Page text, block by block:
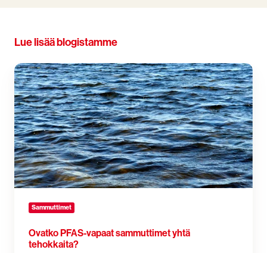
Lue lisää blogistamme
Ovatko
PFAS-
vapaat
sammuttimet
yhtä
tehokkaita?
Sammuttimet
Ovatko PFAS-vapaat sammuttimet yhtä
tehokkaita?